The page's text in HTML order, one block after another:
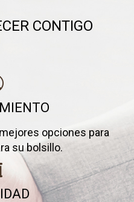
CONTIGO
opciones para
su bolsillo.